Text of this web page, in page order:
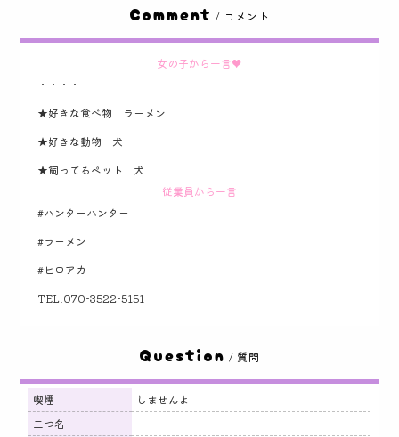
Comment / コメント
女の子から一言♥
・・・・
★好きな食べ物 ラーメン
★好きな動物 犬
★飼ってるペット 犬
従業員から一言
#ハンターハンター
#ラーメン
#ヒロアカ
TEL.070-3522-5151
Question / 質問
喫煙
しませんよ
二つ名